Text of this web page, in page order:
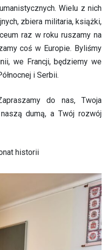
Wielu z nich
zbiera militaria, książki,
raz w roku ruszamy na
coś w Europie. Byliśmy
we Francji, będziemy we
i Serbii.
do nas, Twoja
dumą, a Twój rozwój
historii